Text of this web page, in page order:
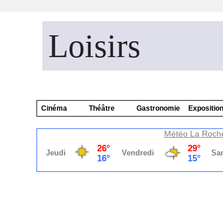
Loisirs
Cinéma Théâtre Gastronomie
Météo La